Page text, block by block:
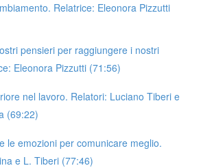
Relatrice: Eleonora Pizzutti
pensieri per raggiungere i nostri
Eleonora Pizzutti (71:56)
nel lavoro. Relatori: Luciano Tiberi e
(69:22)
le emozioni per comunicare meglio.
e L. Tiberi (77:46)